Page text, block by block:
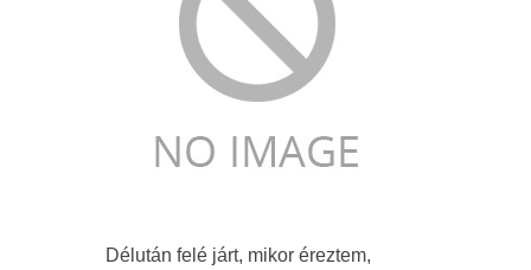
Délután felé járt, mikor éreztem,